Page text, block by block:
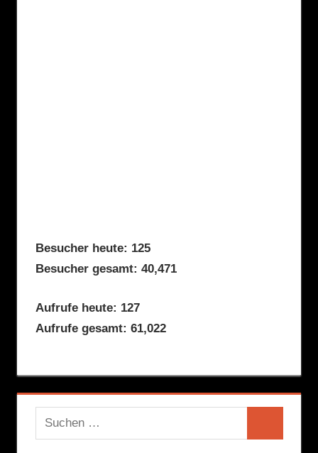
Besucher heute: 125
Besucher gesamt: 40,471
Aufrufe heute: 127
Aufrufe gesamt: 61,022
Suchen
nach: